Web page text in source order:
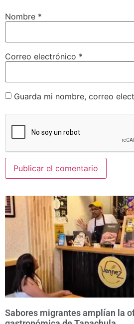
Nombre *
Correo electrónico *
Guarda mi nombre, correo
Sabores migrantes amplían la